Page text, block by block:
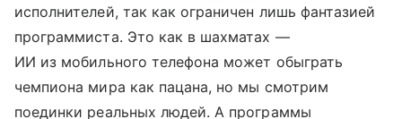
исполнителей, так как ограничен лишь фантазией
программиста. Это как в шахматах —
ИИ из мобильного телефона может обыграть
чемпиона мира как пацана, но мы смотрим
поединки реальных людей. А программы